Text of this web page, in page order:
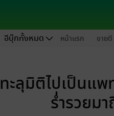
อีบุ๊กทั้งหมด หน้าแรก ขายดี
ทะลุมิติไปเป็นแ
ร่ำรวยม